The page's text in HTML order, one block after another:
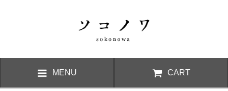
MENU CART